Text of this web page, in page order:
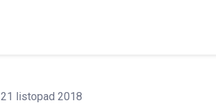
21 listopad 2018